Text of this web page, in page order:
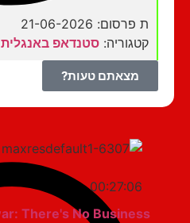
ת פרסום: 21-06-2026
קטגוריה:סטנדאפ באנגלית
מצאתם טעות?
00:27:06
Anwar: There's No Business